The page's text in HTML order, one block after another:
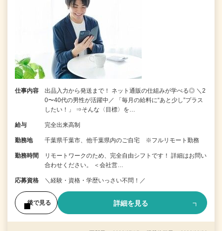
仕事内容
出品入力から発送まで！ ネット通販の仕組みが学べる◎ ＼2
0〜40代の男性が活躍中／ 「毎月の給料に“あと少し”プラス
したい！」 ⇒そんな〈目標〉を…
給与 完全出来高制
勤務地 千葉県千葉市、他千葉県内のご自宅 ※フルリモート勤務
勤務時間
リモートワークのため、完全自由シフトです！ 詳細はお問い
合わせください。 ＜会社営…
応募資格 ＼経験・資格・学歴いっさい不問！／
後で見る 詳細を見る